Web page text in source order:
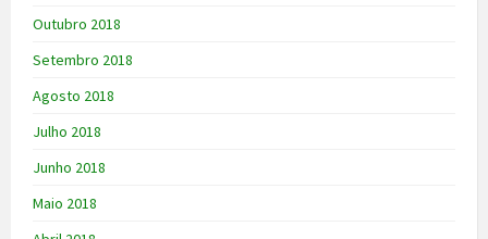
Outubro 2018
Setembro 2018
Agosto 2018
Julho 2018
Junho 2018
Maio 2018